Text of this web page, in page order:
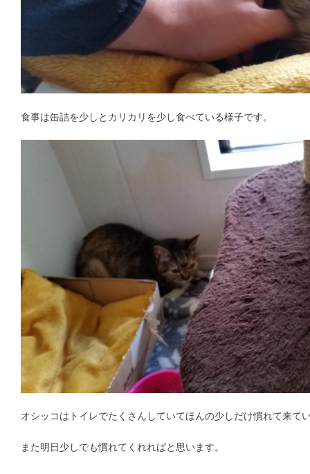
食事は缶詰を少しとカリカリを少し食べている様子です。
オシッコはトイレでたくさんしていてほんの少しだけ慣れて来て
また明日少しでも慣れてくれればと思います。